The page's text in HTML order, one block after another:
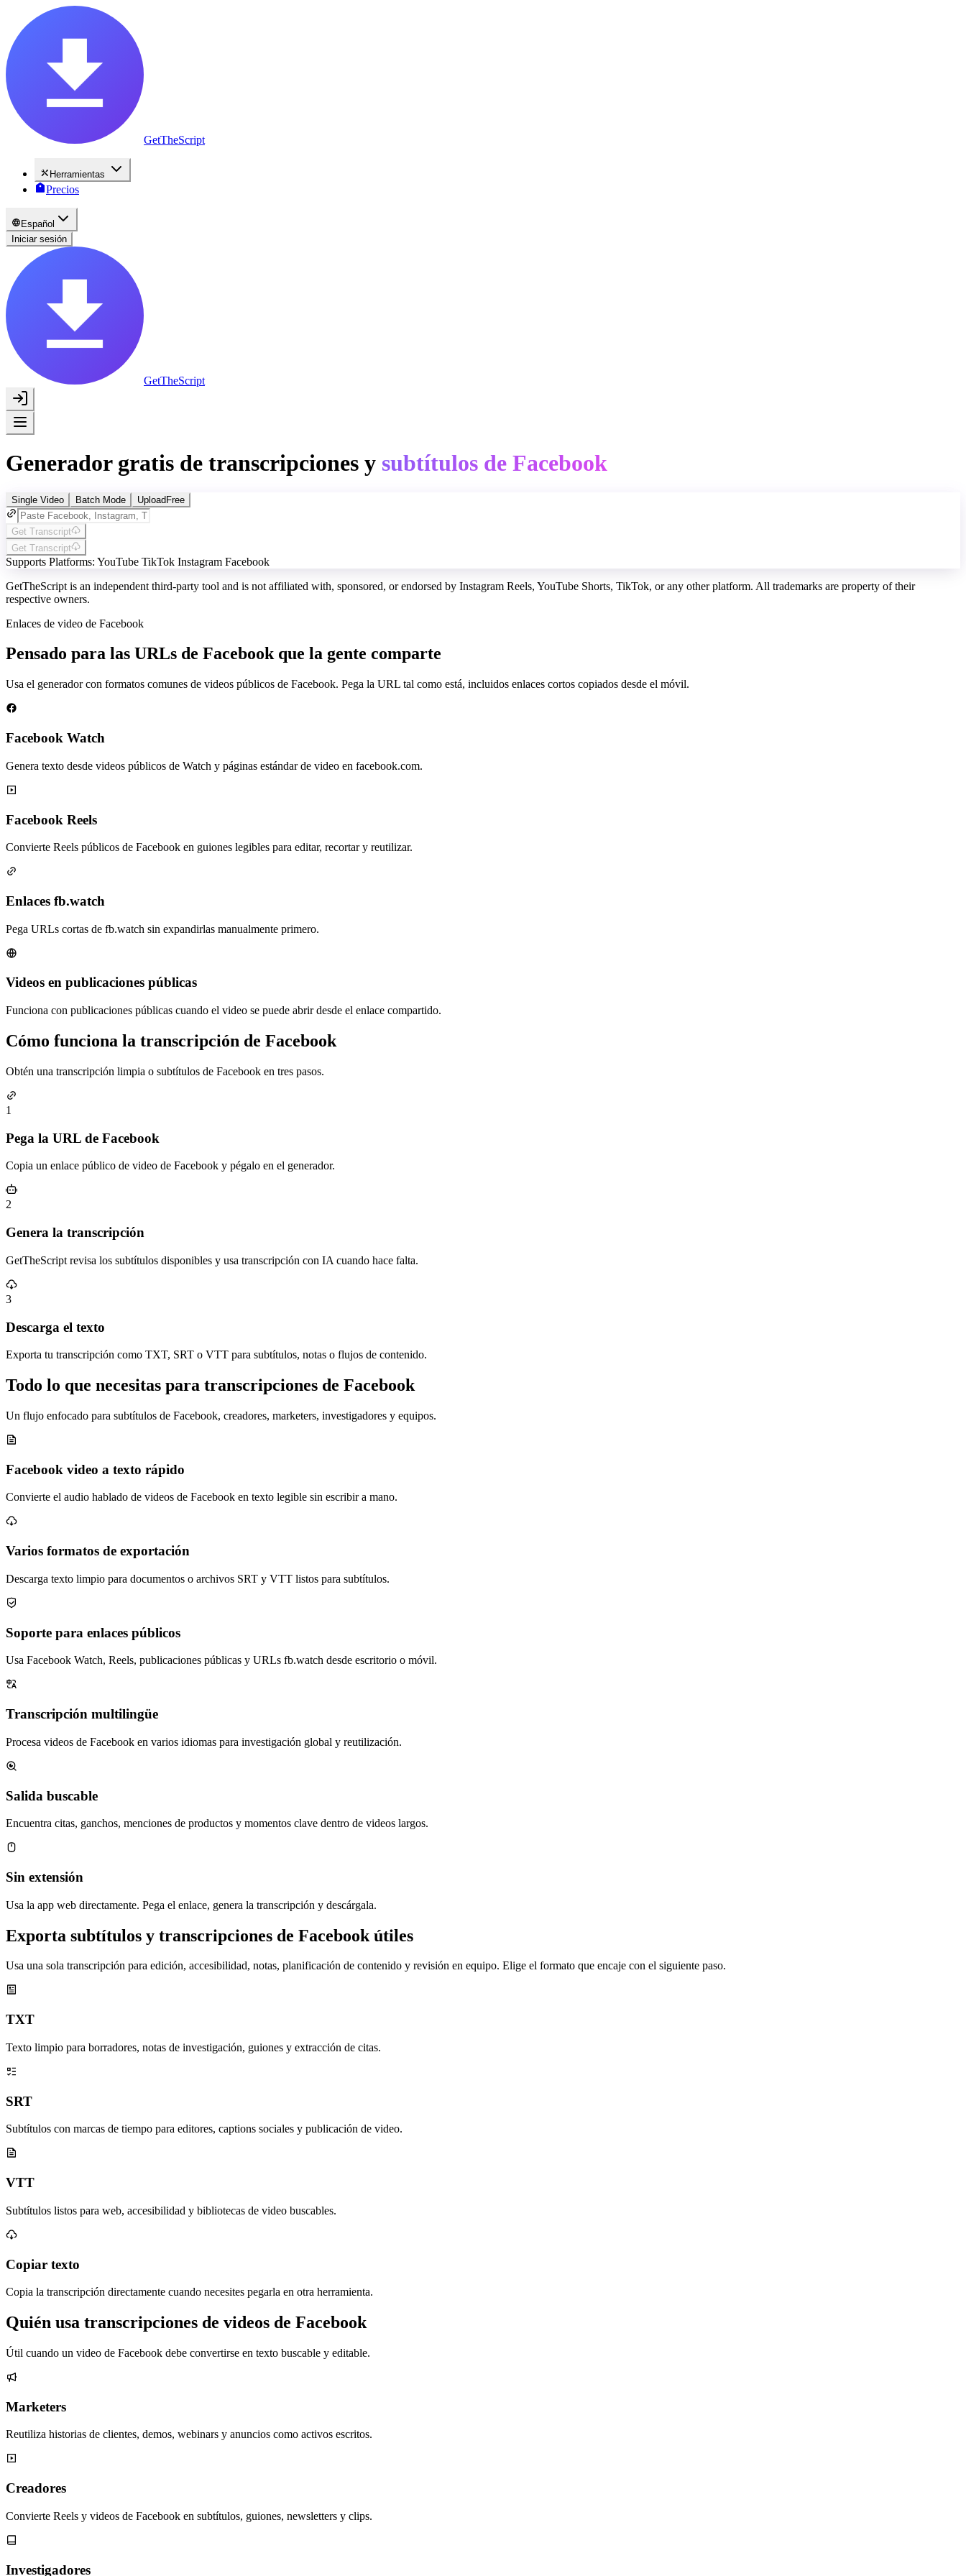
GetTheScript
Herramientas
Precios
Español
Iniciar sesión
GetTheScript
Generador gratis de transcripciones y subtítulos de Facebook
Single Video Batch Mode Upload Free
Get Transcript
Get Transcript
Supports Platforms: YouTube TikTok Instagram Facebook
GetTheScript is an independent third-party tool and is not affiliated with, sponsored, or endorsed by Instagram Reels, YouTube Shorts, TikTok, or any other platform. All trademarks are property of their
respective owners.
Enlaces de video de Facebook
Pensado para las URLs de Facebook que la gente comparte
Usa el generador con formatos comunes de videos públicos de Facebook. Pega la URL tal como está, incluidos enlaces cortos copiados desde el móvil.
Facebook Watch
Genera texto desde videos públicos de Watch y páginas estándar de video en facebook.com.
Facebook Reels
Convierte Reels públicos de Facebook en guiones legibles para editar, recortar y reutilizar.
Enlaces fb.watch
Pega URLs cortas de fb.watch sin expandirlas manualmente primero.
Videos en publicaciones públicas
Funciona con publicaciones públicas cuando el video se puede abrir desde el enlace compartido.
Cómo funciona la transcripción de Facebook
Obtén una transcripción limpia o subtítulos de Facebook en tres pasos.
1
Pega la URL de Facebook
Copia un enlace público de video de Facebook y pégalo en el generador.
2
Genera la transcripción
GetTheScript revisa los subtítulos disponibles y usa transcripción con IA cuando hace falta.
3
Descarga el texto
Exporta tu transcripción como TXT, SRT o VTT para subtítulos, notas o flujos de contenido.
Todo lo que necesitas para transcripciones de Facebook
Un flujo enfocado para subtítulos de Facebook, creadores, marketers, investigadores y equipos.
Facebook video a texto rápido
Convierte el audio hablado de videos de Facebook en texto legible sin escribir a mano.
Varios formatos de exportación
Descarga texto limpio para documentos o archivos SRT y VTT listos para subtítulos.
Soporte para enlaces públicos
Usa Facebook Watch, Reels, publicaciones públicas y URLs fb.watch desde escritorio o móvil.
Transcripción multilingüe
Procesa videos de Facebook en varios idiomas para investigación global y reutilización.
Salida buscable
Encuentra citas, ganchos, menciones de productos y momentos clave dentro de videos largos.
Sin extensión
Usa la app web directamente. Pega el enlace, genera la transcripción y descárgala.
Exporta subtítulos y transcripciones de Facebook útiles
Usa una sola transcripción para edición, accesibilidad, notas, planificación de contenido y revisión en equipo. Elige el formato que encaje con el siguiente paso.
TXT
Texto limpio para borradores, notas de investigación, guiones y extracción de citas.
SRT
Subtítulos con marcas de tiempo para editores, captions sociales y publicación de video.
VTT
Subtítulos listos para web, accesibilidad y bibliotecas de video buscables.
Copiar texto
Copia la transcripción directamente cuando necesites pegarla en otra herramienta.
Quién usa transcripciones de videos de Facebook
Útil cuando un video de Facebook debe convertirse en texto buscable y editable.
Marketers
Reutiliza historias de clientes, demos, webinars y anuncios como activos escritos.
Creadores
Convierte Reels y videos de Facebook en subtítulos, guiones, newsletters y clips.
Investigadores